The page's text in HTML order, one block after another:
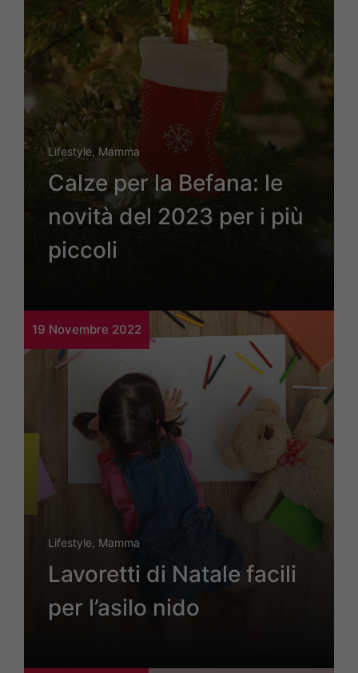
Lifestyle, Mamma
Calze per la Befana: le
novità del 2023 per i più
piccoli
19 Novembre 2022
Lifestyle, Mamma
Lavoretti di Natale facili
per l’asilo nido